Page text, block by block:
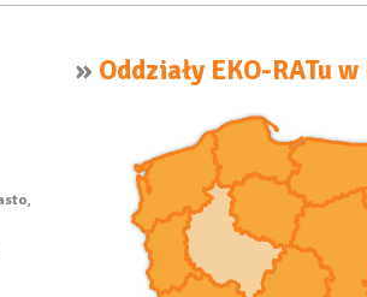
,
» Oddziały EKO-RATu